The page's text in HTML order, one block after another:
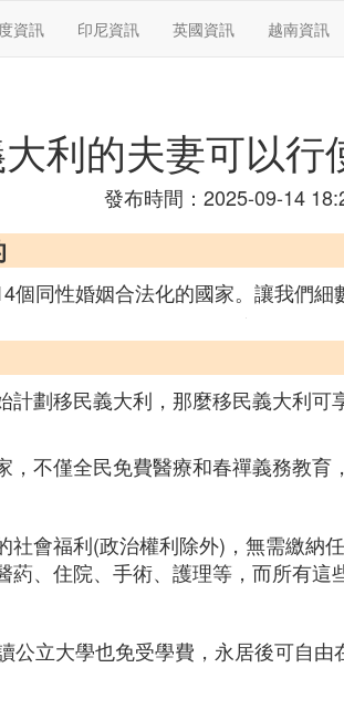
資訊 印尼資訊 英國資訊 越南資訊
利的夫妻可以行
發布時間：2025-09-14
同性婚姻合法化的國家。讓我們細
劃移民義大利，那麼移民義大利
不僅全民免費醫療和春禪義務教育
會福利(政治權利除外)，無需繳納
、住院、手術、護理等，而所有這
立大學也免受學費，永居後可自